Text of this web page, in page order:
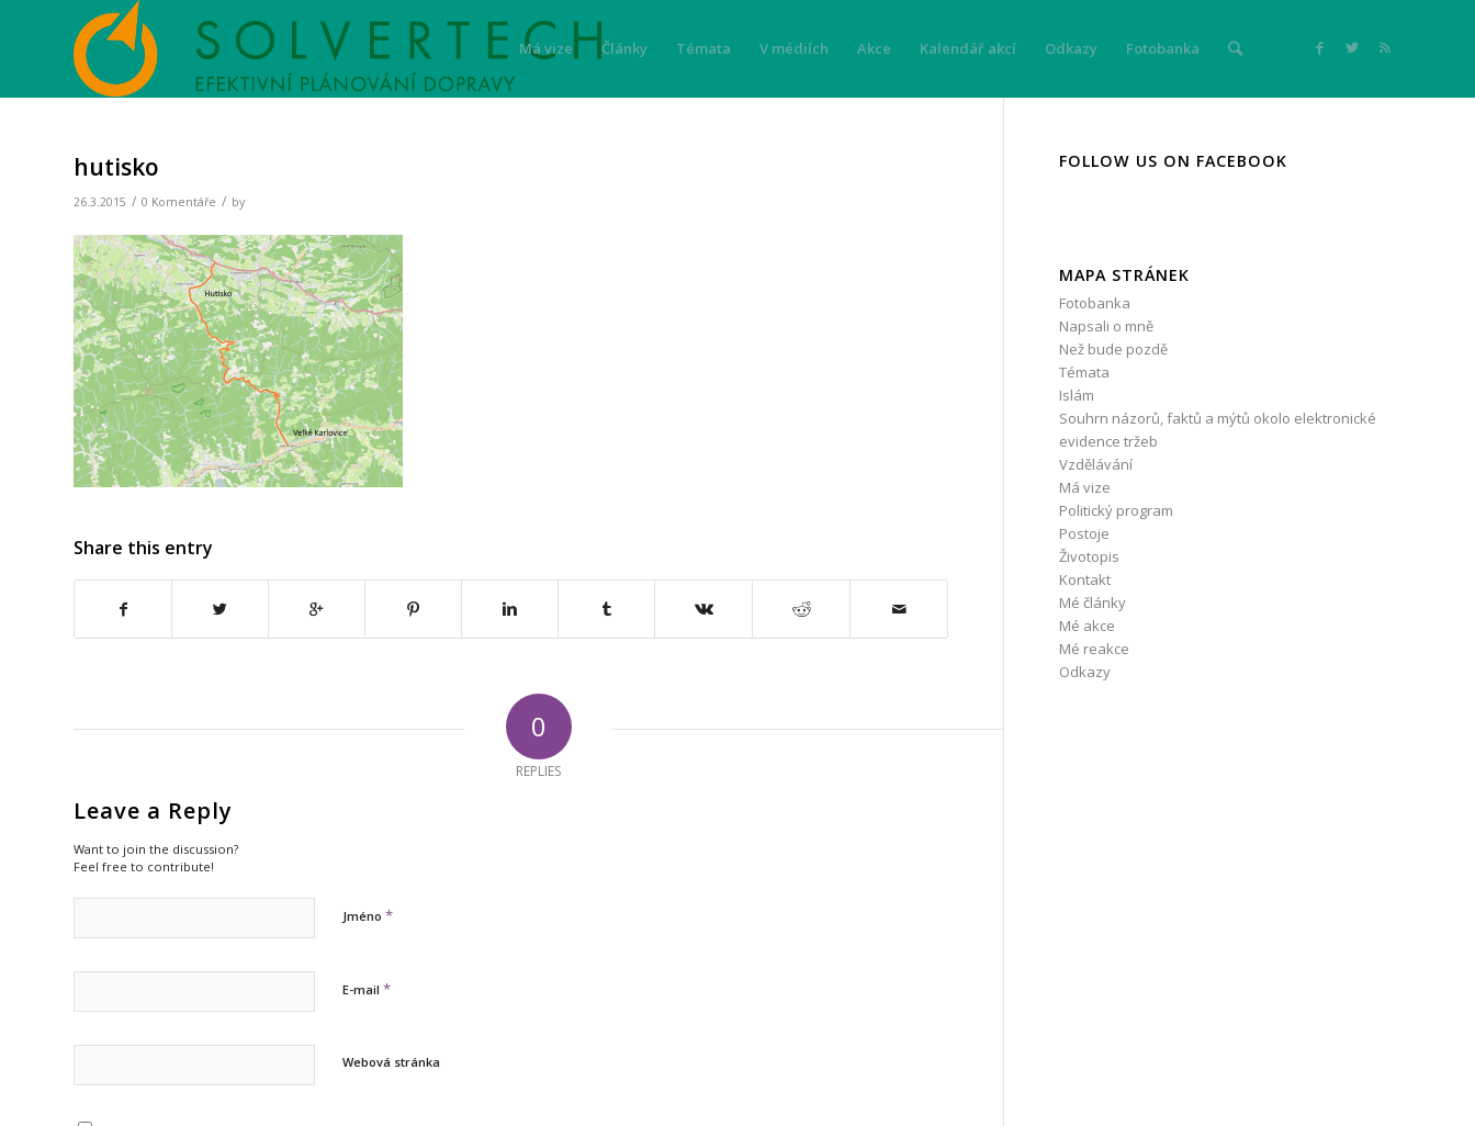
Má vize Články Témata V médiích Akce Kalendář akcí Odkazy Fotobanka
hutisko
26.3.2015 / 0 Komentáře / by
Share this entry
0
REPLIES
Leave a Reply
Want to join the discussion?
Feel free to contribute!
Jméno *
E-mail *
Webová stránka
FOLLOW US ON FACEBOOK
MAPA STRÁNEK
Fotobanka
Napsali o mně
Než bude pozdě
Témata
Islám
Souhrn názorů, faktů a mýtů okolo elektronické
evidence tržeb
Vzdělávání
Má vize
Politický program
Postoje
Životopis
Kontakt
Mé články
Mé akce
Mé reakce
Odkazy